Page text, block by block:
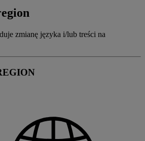
zmianę języka i/lub treści na